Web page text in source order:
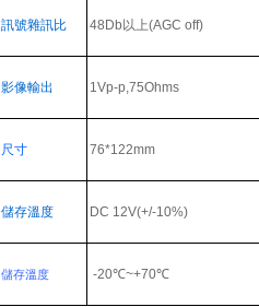
訊號雜訊比 48Db 以上(AGC off)
影像輸出 1Vp-p,75Ohms
尺寸 76*122mm
儲存溫度 DC 12V(+/-10%)
儲存溫度 -20℃~+70℃